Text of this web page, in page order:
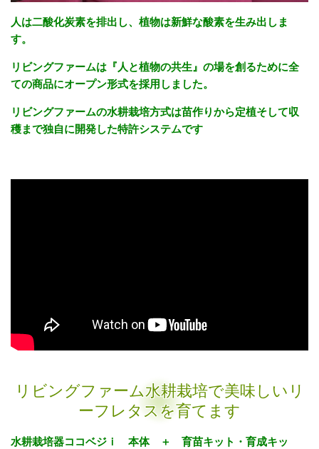
人は二酸化炭素を排出し、植物は新鮮な酸素を生み出しま
す。
リビングファームは『人と植物の共生』の場を創るために全
ての商品にオープン形式を採用しました。
リビングファームの水耕栽培方式は苗作りから定植そして収
穫まで独自に開発した特許システムです
リビングファーム水耕栽培で美味しいリ
ーフレタスを育てます
水耕栽培器ココベジｉ 本体 ＋ 育苗キット・育成キッ